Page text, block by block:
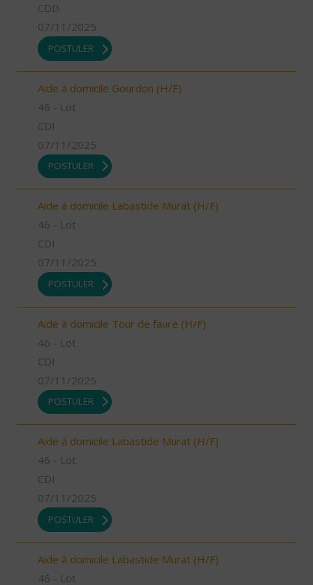
CDD
07/11/2025
POSTULER
Aide à domicile Gourdon (H/F)
46 - Lot
CDI
07/11/2025
POSTULER
Aide à domicile Labastide Murat (H/F)
46 - Lot
CDI
07/11/2025
POSTULER
Aide à domicile Tour de faure (H/F)
46 - Lot
CDI
07/11/2025
POSTULER
Aide à domicile Labastide Murat (H/F)
46 - Lot
CDI
07/11/2025
POSTULER
Aide à domicile Labastide Murat (H/F)
46 - Lot